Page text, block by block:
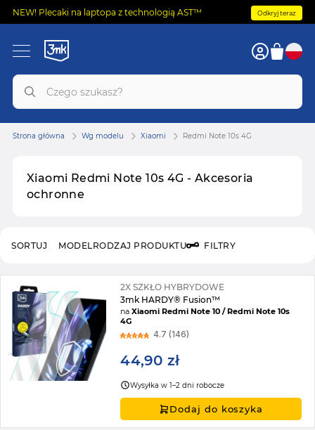
NEW! Plecaki na laptopa z technologią AST™ Odkryj teraz
Xiaomi Redmi Note 10s 4G - Akcesoria
ochronne
Strona główna Wg modelu Xiaomi Redmi Note 10s 4G
MODELRODZAJ PRODUKTU FILTRY
SORTUJ
2X SZKŁO HYBRYDOWE
3mk HARDY® Fusion™
naXiaomi Redmi Note 10 / Redmi Note 10s
4G
4.7 (146)
44,90 zł
Wysyłka w 1–2 dni robocze
Dodaj do koszyka